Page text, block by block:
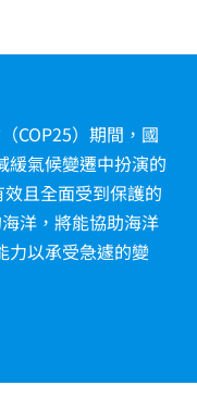
COP25）期間，國
緩氣候變遷中扮演的
且全面受到保護的
洋，將能協助海洋
力以承受急遽的變